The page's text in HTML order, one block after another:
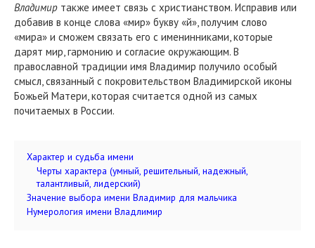
Владимир также имеет связь с христианством. Исправив или
добавив в конце слова «мир» букву «й», получим слово
«мира» и сможем связать его с именинниками, которые
дарят мир, гармонию и согласие окружающим. В
православной традиции имя Владимир получило особый
смысл, связанный с покровительством Владимирской иконы
Божьей Матери, которая считается одной из самых
почитаемых в России.
Характер и судьба имени
Черты характера (умный, решительный, надежный,
талантливый, лидерский)
Значение выбора имени Владимир для мальчика
Нумерология имени Владлимир